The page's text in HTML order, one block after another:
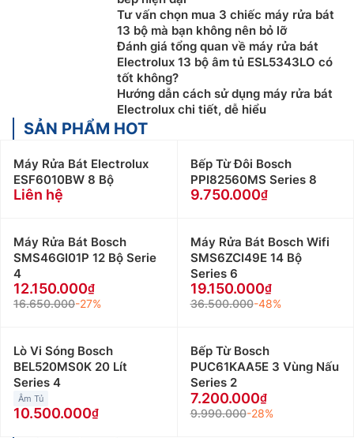
Tư vấn chọn mua 3 chiếc máy rửa bát
13 bộ mà bạn không nên bỏ lỡ
Đánh giá tổng quan về máy rửa bát
Electrolux 13 bộ âm tủ ESL5343LO có
tốt không?
Hướng dẫn cách sử dụng máy rửa bát
Electrolux chi tiết, dễ hiểu
SẢN PHẨM HOT
Máy Rửa Bát Electrolux
ESF6010BW 8 Bộ
Liên hệ
Bếp Từ Đôi Bosch
PPI82560MS Series 8
9.750.000
Máy Rửa Bát Bosch
SMS46GI01P 12 Bộ Serie
4
12.150.000
16.650.000-27%
Máy Rửa Bát Bosch Wifi
SMS6ZCI49E 14 Bộ
Series 6
19.150.000
36.500.000-48%
Lò Vi Sóng Bosch
BEL520MS0K 20 Lít
Series 4
Âm Tủ
10.500.000
Bếp Từ Bosch
PUC61KAA5E 3 Vùng Nấu
Series 2
7.200.000
9.990.000-28%